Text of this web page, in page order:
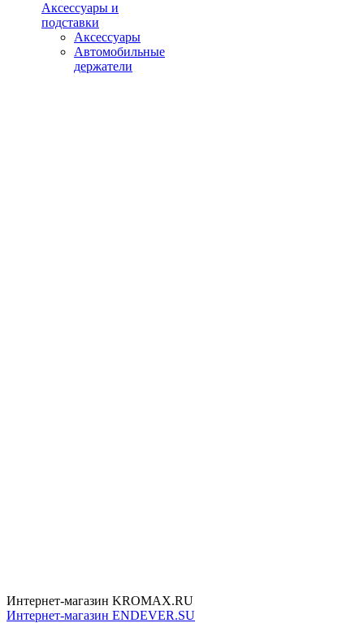
Аксессуары и
подставки
Аксессуары
Автомобильные
держатели
Интернет-магазин KROMAX.RU
Интернет-магазин ENDEVER.SU